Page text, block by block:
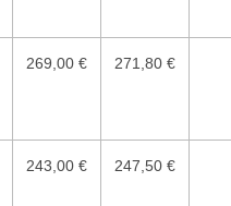
269,00 € 271,80 €
243,00 € 247,50 €